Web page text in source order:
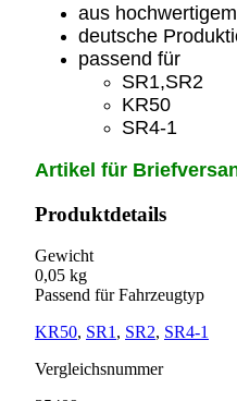
aus
deutsche
passend für
SR1,SR2
KR50
SR4-1
Artikel für
Produktdetails
Gewicht
0,05 kg
Passend für Fahrzeugtyp
KR50, SR1 , SR2, SR4-1
Vergleichsnummer